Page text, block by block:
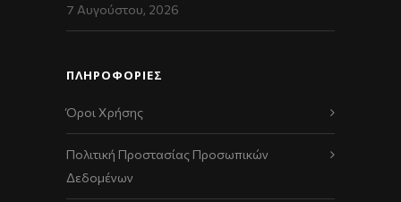
7 Αυγούστου, 2026
ΠΛΗΡΟΦΟΡΙΕΣ
Όροι Χρήσης
Πολιτική Προστασίας Προσωπικών
Δεδομένων